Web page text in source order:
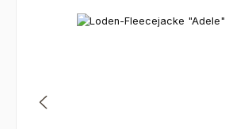
Bildergalerie überspringen